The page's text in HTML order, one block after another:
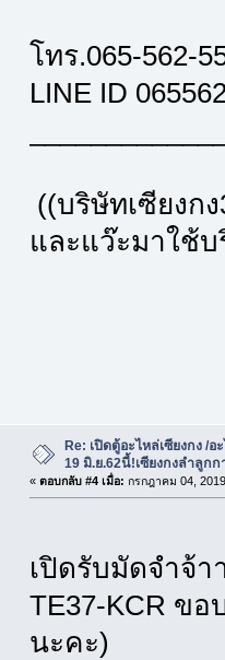
โทร
LINE ID
((บริษัทเซียงก
และแว๊ะมาใ
Re: เปิดตู้อะไหล่เซียงกง /
19 มิ.ย.62นี้!เซียงกงลำลูกก
« ตอบกลับ #4 เมื่อ: กรกฎาคม 04,
เปิดรับมัดจ
TE37-KCR ขอ
นะคะ)